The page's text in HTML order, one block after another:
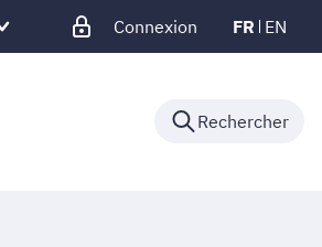
Connexion FR EN
Rechercher